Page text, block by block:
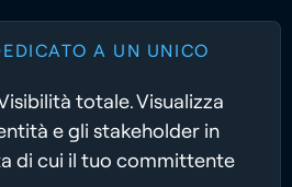
A UN UNICO
totale. Visualizza
e gli stakeholder in
di cui il tuo committente